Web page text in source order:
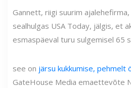
Gannett, riigi suurim
sealhulgas USA Today, jälgis, et
esmaspäeval turu sulgemisel 65
see on järsu kukkumise, pehmelt
GateHouse Media emaettevõte